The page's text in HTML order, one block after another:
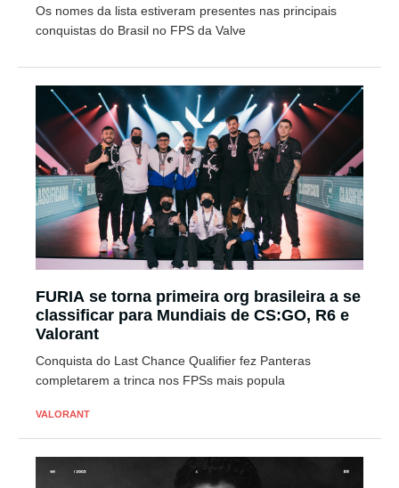
Os nomes da lista estiveram presentes nas principais
conquistas do Brasil no FPS da Valve
FURIA se torna primeira org brasileira a se
classificar para Mundiais de CS:GO, R6 e
Valorant
Conquista do Last Chance Qualifier fez Panteras
completarem a trinca nos FPSs mais popula
VALORANT